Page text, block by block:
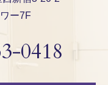
ー7F
0418